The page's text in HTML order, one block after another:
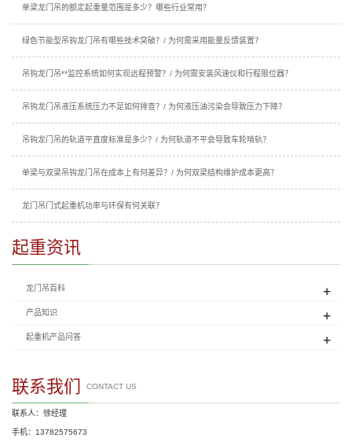
单梁龙门吊的额定起重量范围是多少？哪些行业常用？
绿色节能型吊钩龙门吊有哪些技术突破？/ 为何需采用能量反馈装置？
吊钩龙门吊**监控系统如何实现远程预警？/ 为何需安装风速仪和行程限位器？
吊钩龙门吊液压系统压力不足如何排查？/ 为何液压油污染会导致压力下降？
吊钩龙门吊的轨道平直度标准是多少？/ 为何轨道不平会导致车轮啃轨？
单梁与双梁吊钩龙门吊在成本上有何差异？/ 为何双梁结构维护成本更高？
龙门吊门式起重机功率与环保有何关联？
起重资讯
龙门吊百科 +
产品知识 +
起重机产品问答 +
联系我们 CONTACT US
联系人：徐经理
手机：13782575673